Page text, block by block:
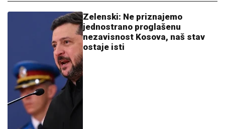
Zelenski: Ne priznajemo
jednostrano proglašenu
nezavisnost Kosova, naš stav
ostaje isti